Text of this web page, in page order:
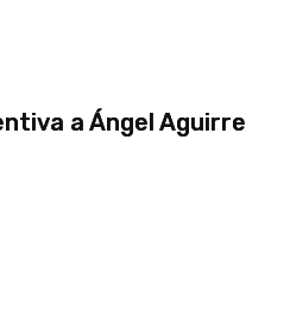
a Ángel Aguirre